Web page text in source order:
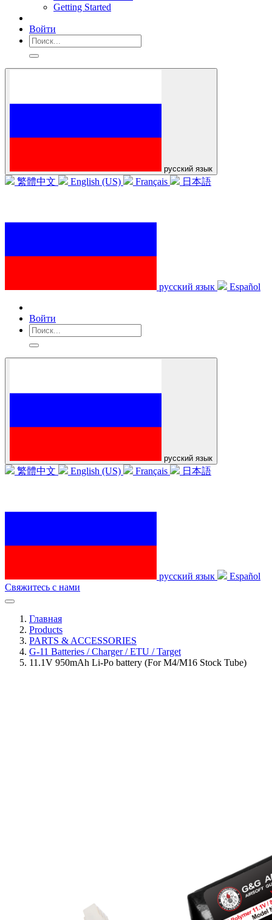
Getting Started
Войти
русский язык
繁體中文 English (US) Français 日本語
русский язык Español
Войти
русский язык
繁體中文 English (US) Français 日本語
русский язык
Español
Свяжитесь с нами
Главная
Products
PARTS & ACCESSORIES
G-11 Batteries / Charger / ETU / Target
11.1V 950mAh Li-Po battery (For M4/M16 Stock Tube)